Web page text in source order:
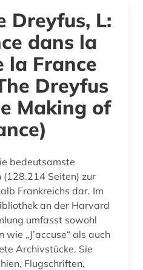
Dreyfus, L:
dans la
la France
Dreyfus
Making of
bedeutsamste
Seiten) zur
Frankreichs dar. Im
an der Harvard
umfasst sowohl
„J’accuse“ als auch
Archivstücke. Sie
Flugschriften,